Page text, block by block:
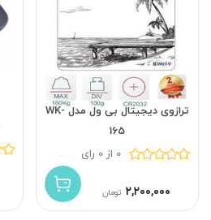
ترازوی دیجیتال بی ول مدل WK-
165
0 از 0 رای
۲,۲۰۰,۰۰۰ تومان